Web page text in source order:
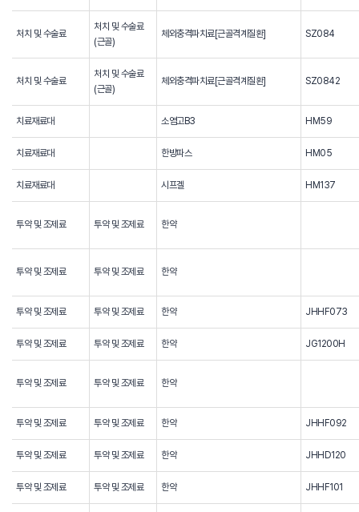
처치 및 수술료
처치 및 수술료
(근골)
체외충격파치료[근골격계질환] SZ084
처치 및 수술료
처치 및 수술료
(근골)
체외충격파치료[근골격계질환] SZ0842
치료재료대 소염고B3 HM59
치료재료대 한방파스 HM05
치료재료대 시프겔 HM137
투약 및 조제료 투약 및 조제료 한약
투약 및 조제료 투약 및 조제료 한약
투약 및 조제료 투약 및 조제료 한약 JHHF073
투약 및 조제료 투약 및 조제료 한약 JG1200H
투약 및 조제료 투약 및 조제료 한약
투약 및 조제료 투약 및 조제료 한약 JHHF092
투약 및 조제료 투약 및 조제료 한약 JHHD120
투약 및 조제료 투약 및 조제료 한약 JHHF101